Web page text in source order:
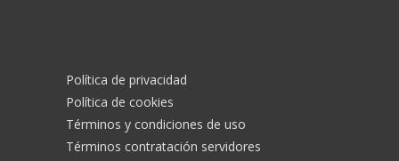
Política de privacidad
Política de cookies
Términos y condiciones de uso
Términos contratación servidores